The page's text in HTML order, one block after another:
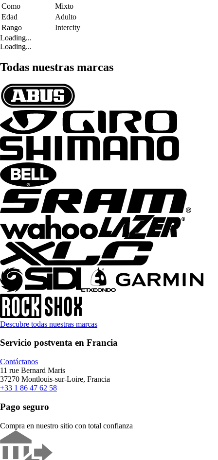
Como
Mixto
Edad
Adulto
Rango
Intercity
Loading...
Loading...
Todas nuestras marcas
Descubre todas nuestras marcas
Servicio postventa en Francia
Contáctanos
11 rue Bernard Maris
37270 Montlouis-sur-Loire, Francia
+33 1 86 47 62 58
Pago seguro
Compra en nuestro sitio con total confianza